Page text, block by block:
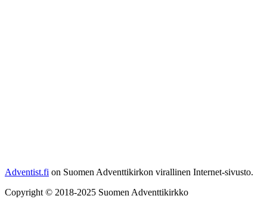
Adventist.fi on Suomen Adventtikirkon virallinen Internet-sivusto.
Copyright © 2018-2025 Suomen Adventtikirkko